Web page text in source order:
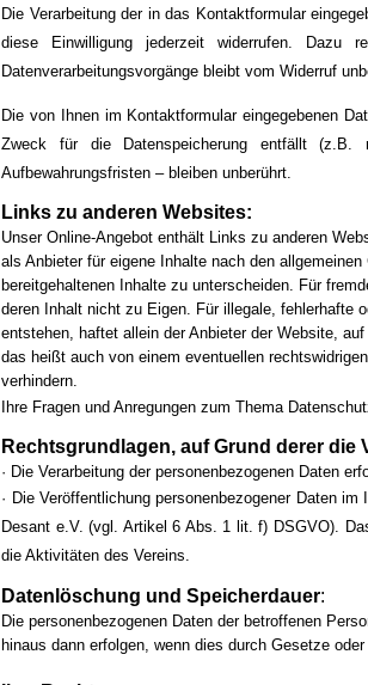
Die Verarbeitung der in das Kontaktformular
diese Einwilligung jederzeit widerrufen.
Datenverarbeitungsvorgänge bleibt vom Widerruf
Die von Ihnen im Kontaktformular eingegebenen
Zweck für die Datenspeicherung entfällt (z.B.
Aufbewahrungsfristen – bleiben unberührt.
Links zu anderen Websites:
Unser Online-Angebot enthält Links zu anderen
als Anbieter für eigene Inhalte nach den
bereitgehaltenen Inhalte zu unterscheiden. Für
deren Inhalt nicht zu Eigen. Für illegale, fehlerhafte
entstehen, haftet allein der Anbieter der Website,
das heißt auch von einem eventuellen
verhindern.
Ihre Fragen und Anregungen zum Thema
Rechtsgrundlagen, auf Grund derer die
· Die Verarbeitung der personenbezogenen Daten
· Die Veröffentlichung personenbezogener Daten
Desant e.V. (vgl. Artikel 6 Abs. 1 lit. f) DSGVO).
die Aktivitäten des Vereins.
Datenlöschung und Speicherdauer:
Die personenbezogenen Daten der betroffenen
hinaus dann erfolgen, wenn dies durch Gesetze